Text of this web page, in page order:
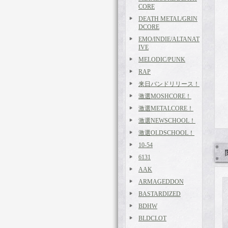
CORE
DEATH METAL/GRIN
DCORE
EMO/INDIE/ALTANAT
IVE
MELODIC/PUNK
RAP
来日バンドリリース！
激選MOSHCORE！
激選METALCORE！
激選NEWSCHOOL！
激選OLDSCHOOL！
10-54
6131
AAK
ARMAGEDDON
BASTARDIZED
BDHW
BLDCLOT